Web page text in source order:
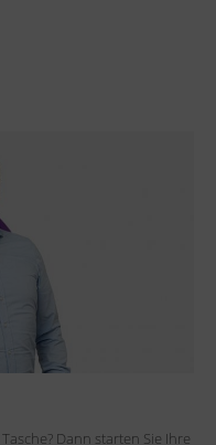
Dann starten Sie Ihre